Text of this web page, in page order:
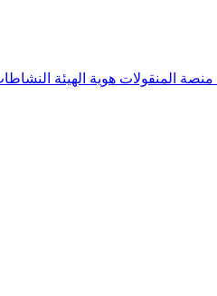
منصة المنقولات هوية الهيئة